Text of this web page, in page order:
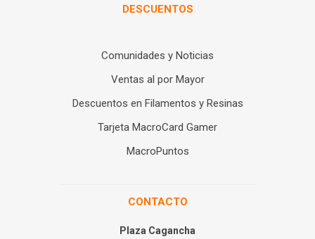
DESCUENTOS
Comunidades y Noticias
Ventas al por Mayor
Descuentos en Filamentos y Resinas
Tarjeta MacroCard Gamer
MacroPuntos
CONTACTO
Plaza Cagancha